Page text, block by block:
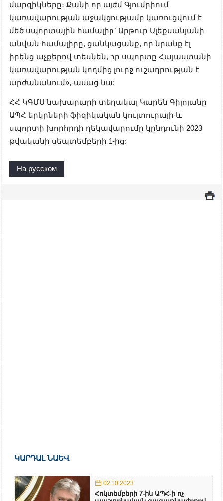
մարզիկները։ Քանի որ այժմ Գյումրիում
կառավարության աջակցությամբ կառուցվում է
մեծ սպորտային համալիր` Արթուր Ալեքսանյանի
անվան համալիրը, ցանկացանք, որ նրանք էլ
իրենց աչքերով տեսնեն, որ սպորտը Հայաստանի
կառավարության կողմից լուրջ ուշադրության է
արժանանում»,-ասաց նա:
ՀՀ ԿԳՄՍ նախարարի տեղակալ Կարեն Գիլոյանը
ԱՊՀ երկրների ֆիզիկական կուլտուրայի և
սպորտի խորհրդի ղեկավարումը կընդունի 2023
թվականի սեպտեմբերի 1-ից:
На русском
ԿԱՐԴԱԼ ՆԱԵՎ
02.10.2023
Հոկտեմբերի 7-ին ԱՊՀ-ի ոչ